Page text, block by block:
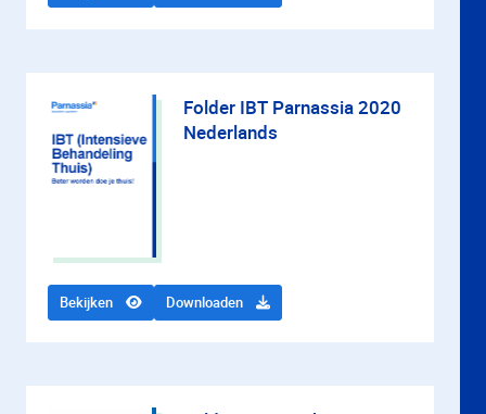
Folder IBT Parnassia 2020
Nederlands
Bekijken Downloaden